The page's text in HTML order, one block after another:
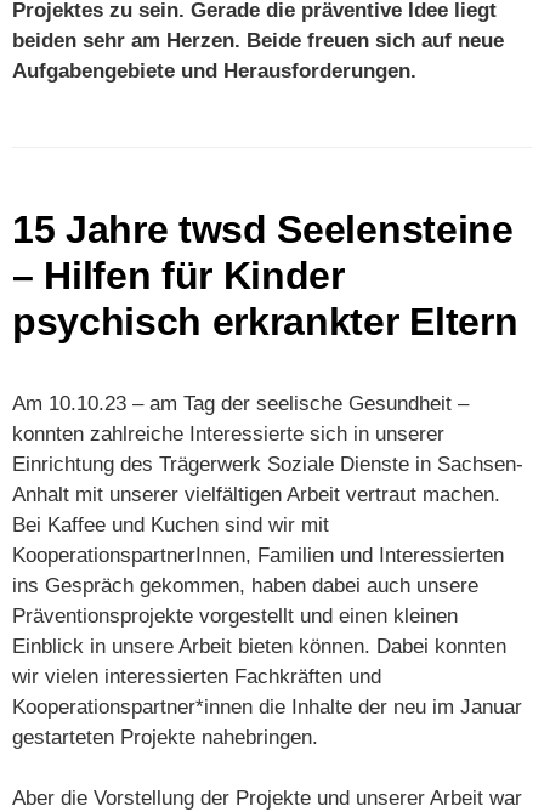
Projektes zu sein. Gerade die präventive Idee liegt
beiden sehr am Herzen. Beide freuen sich auf neue
Aufgabengebiete und Herausforderungen.
15 Jahre twsd Seelensteine
– Hilfen für Kinder
psychisch erkrankter Eltern
Am 10.10.23 – am Tag der seelische Gesundheit –
konnten zahlreiche Interessierte sich in unserer
Einrichtung des Trägerwerk Soziale Dienste in Sachsen-
Anhalt mit unserer vielfältigen Arbeit vertraut machen.
Bei Kaffee und Kuchen sind wir mit
KooperationspartnerInnen, Familien und Interessierten
ins Gespräch gekommen, haben dabei auch unsere
Präventionsprojekte vorgestellt und einen kleinen
Einblick in unsere Arbeit bieten können. Dabei konnten
wir vielen interessierten Fachkräften und
Kooperationspartner*innen die Inhalte der neu im Januar
gestarteten Projekte nahebringen.
Aber die Vorstellung der Projekte und unserer Arbeit war